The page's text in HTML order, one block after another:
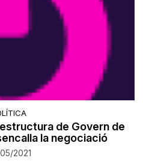
de Govern de
la negociació
2021